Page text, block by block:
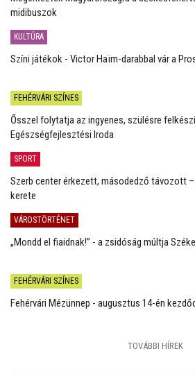
midibuszok
KULTÚRA
Színi játékok - Victor Haïm-darabbal vár a
FEHÉRVÁRI SZÍNES
Ősszel folytatja az ingyenes, szülésre
Egészségfejlesztési Iroda
SPORT
Szerb center érkezett, másodedző távozott –
kerete
VÁROSTÖRTÉNET
„Mondd el fiaidnak!” - a zsidóság múltja
FEHÉRVÁRI SZÍNES
Fehérvári Mézünnep - augusztus 14-én
TOVÁBBI HÍREK